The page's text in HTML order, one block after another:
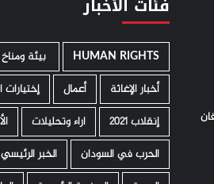
HUMAN RIGHTS ­ بيئة ومناخ
أخبار الإغاثة
أعمال إختيارات
إنقلاب 2021
اراء وتحليلات
الحرب في السودان
الخبر الرئيسي